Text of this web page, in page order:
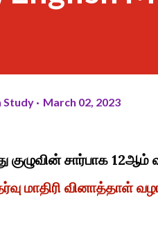
Study March 02, 2023
குழுவின் சார்பாக
மாதிரி வினாத்தாள்